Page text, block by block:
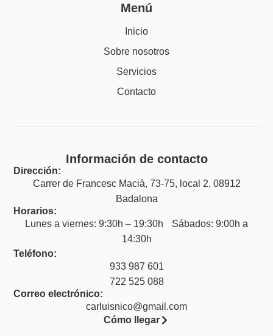
Menú
Inicio
Sobre nosotros
Servicios
Contacto
Información de contacto
Dirección:
Carrer de Francesc Macià, 73-75, local 2, 08912
Badalona
Horarios:
Lunes a viernes: 9:30h – 19:30h Sábados: 9:00h a
14:30h
Teléfono:
933 987 601
722 525 088
Correo electrónico:
carluisnico@gmail.com
Cómo llegar